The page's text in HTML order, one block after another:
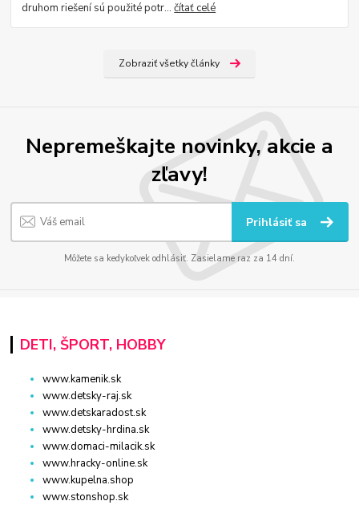
druhom riešení sú použité potr...čítať celé
Zobraziť všetky články
Nepremeškajte novinky, akcie a
zľavy!
Prihlásiť sa
Môžete sa kedykoľvek odhlásiť. Zasielame raz za 14 dní.
DETI, ŠPORT, HOBBY
www.kamenik.sk
www.detsky-raj.sk
www.detskaradost.sk
www.detsky-hrdina.sk
www.domaci-milacik.sk
www.hracky-online.sk
www.kupelna.shop
www.stonshop.sk